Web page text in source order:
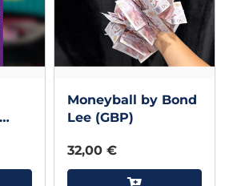
Moneyball by Bond
Lee (GBP)
32,00 €